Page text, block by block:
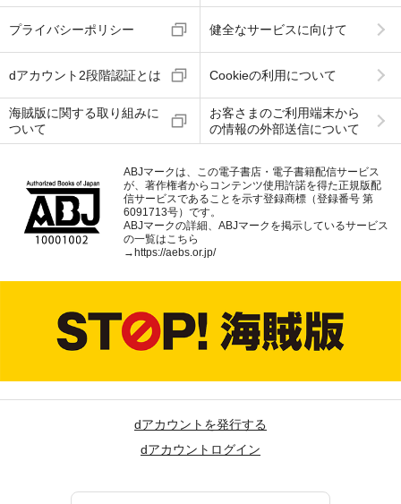
プライバシーポリシー 健全なサービスに向けて
dアカウント2段階認証とは Cookieの利用について
海賊版に関する取り組みに
ついて
お客さまのご利用端末から
の情報の外部送信について
ABJマークは、この電子書店・電子書籍配信サービス
が、著作権者からコンテンツ使用許諾を得た正規版配
信サービスであることを示す登録商標（登録番号 第
6091713号）です。
ABJマークの詳細、ABJマークを掲示しているサービス
の一覧はこちら
→ https://aebs.or.jp/
dアカウントを発行する
dアカウントログイン